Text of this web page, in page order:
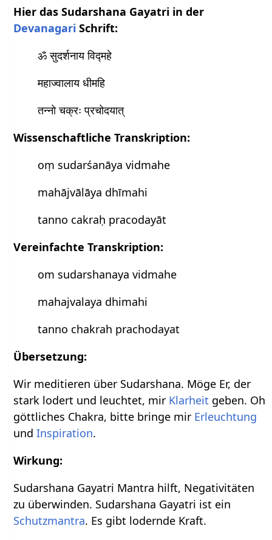
Hier das Sudarshana Gayatri in der
Devanagari Schrift:
ॐ सुदर्शनाय विद्महे
महाज्वालाय धीमहि
तन्नो चक्रः प्रचोदयात्
Wissenschaftliche Transkription:
oṃ sudarśanāya vidmahe
mahājvālāya dhīmahi
tanno cakraḥ pracodayāt
Vereinfachte Transkription:
om sudarshanaya vidmahe
mahajvalaya dhimahi
tanno chakrah prachodayat
Übersetzung:
Wir meditieren über Sudarshana. Möge Er, der
stark lodert und leuchtet, mir Klarheit geben. Oh
göttliches Chakra, bitte bringe mir Erleuchtung
undInspiration.
Wirkung:
Sudarshana Gayatri Mantra hilft, Negativitäten
zu überwinden. Sudarshana Gayatri ist ein
Schutzmantra. Es gibt lodernde Kraft.